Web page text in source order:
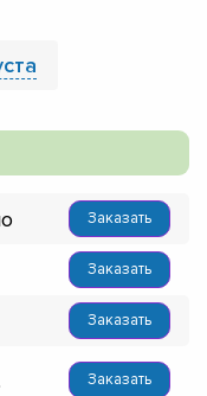
Заказать
Заказать
Заказать
Заказать